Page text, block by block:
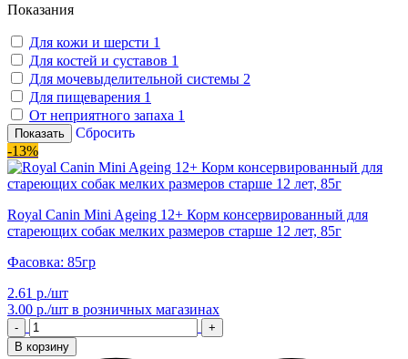
Показания
Для кожи и шерсти 1
Для костей и суставов 1
Для мочевыделительной системы 2
Для пищеварения 1
От неприятного запаха 1
Показать
Сбросить
-13%
Royal Canin Mini Ageing 12+ Корм консервированный для
стареющих собак мелких размеров старше 12 лет, 85г
Фасовка: 85гр
2.61 р./шт
3.00 р./шт в розничных магазинах
-
+
В корзину